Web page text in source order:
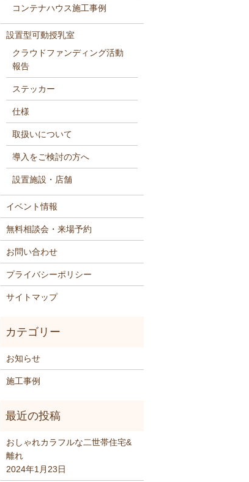
コンテナハウス施工事例
設置型可動授乳室
クラウドファンディング活動
報告
ステッカー
仕様
取扱いについて
導入をご検討の方へ
設置施設・店舗
イベント情報
無料相談会・来場予約
お問い合わせ
プライバシーポリシー
サイトマップ
お知らせ
施工事例
おしゃれカラフルな二世帯住宅&
離れ
2024年1月23日